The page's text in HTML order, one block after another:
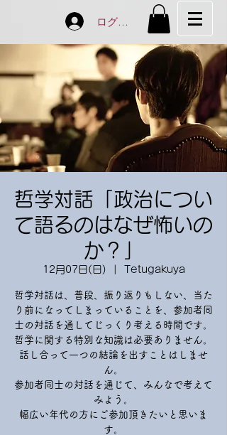
ログイン
哲学対話「政治につい
て語るのはなぜ怖いの
か？」
12月07日(日) Tetugakuya
哲学対話は、普段、振り返りもしない、当た
り前になってしまっていることを、参加者同
士の対話を通してじっくり考える時間です。
哲学に関する特別な知識は必要ありません。
話し合って一つの結論を出すことはしませ
ん。
参加者同士の対話を通じて、みんなで考えて
みよう。
幅広い年代の方にご参加頂きたいと思いま
す。